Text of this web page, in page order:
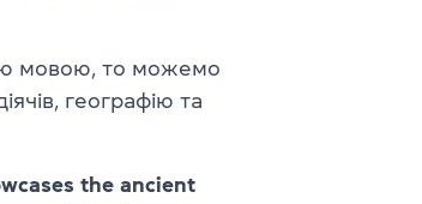
мовою, то можемо
географію та
the ancient